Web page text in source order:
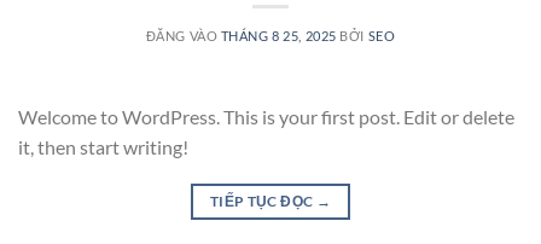
ĐĂNG VÀO THÁNG 8 25, 2025 BỞI SEO
Welcome to WordPress. This is your first post. Edit or delete
it, then start writing!
TIẾP TỤC ĐỌC →